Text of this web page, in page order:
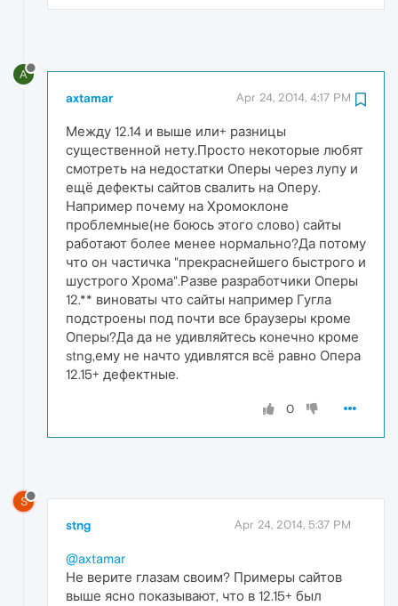
A
axtamar Apr 24, 2014, 4:17 PM
Между 12.14 и выше или+ разницы
существенной нету.Просто некоторые любят
смотреть на недостатки Оперы через лупу и
ещё дефекты сайтов свалить на Оперу.
Например почему на Хромоклоне
проблемные(не боюсь этого слово) сайты
работают более менее нормально?Да потому
что он частичка "прекраснейшего быстрого и
шустрого Хрома".Разве разработчики Оперы
12.** виноваты что сайты например Гугла
подстроены под почти все браузеры кроме
Оперы?Да да не удивляйтесь конечно кроме
stng,ему не начто удивлятся всё равно Опера
12.15+ дефектные.
0
S
stng Apr 24, 2014, 5:37 PM
@axtamar
Не верите глазам своим? Примеры сайтов
выше ясно показывают, что в 12.15+ был